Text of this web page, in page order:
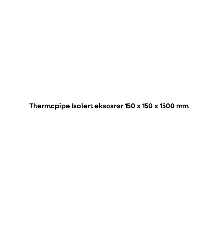
Thermopipe Isolert eksosrør 150 x 150 x 1500 mm